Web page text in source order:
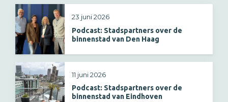
Podcast: Stadspartners over de
binnenstad van Den Haag
23 juni 2026
Podcast: Stadspartners over de
binnenstad van Eindhoven
11 juni 2026